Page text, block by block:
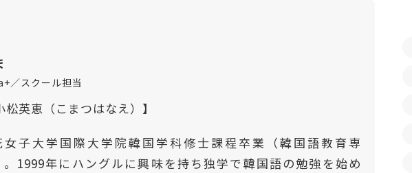
／スクール担当
松英恵（こまつはなえ）】
女子大学国際大学院韓国学科修士課程卒業（韓国語教育専
。1999年にハングルに興味を持ち独学で韓国語の勉強を始め